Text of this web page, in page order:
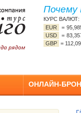
Почему
КУРС ВАЛЮТ:
EUR
=
USD
=
GBP =
ОНЛАЙН-